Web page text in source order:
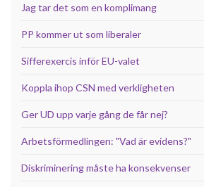
Jag tar det som en komplimang
PP kommer ut som liberaler
Sifferexercis inför EU-valet
Koppla ihop CSN med verkligheten
Ger UD upp varje gång de får nej?
Arbetsförmedlingen: "Vad är evidens?"
Diskriminering måste ha konsekvenser